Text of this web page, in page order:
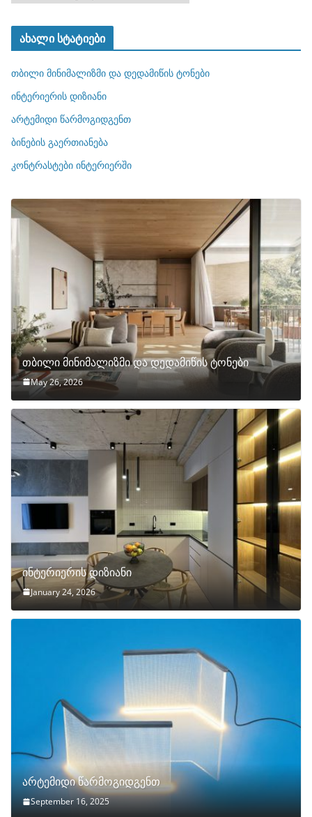
ტ
ო
რ
ბ
ი
ახალი სტატიები
თბილი მინიმალიზმი და დედამიწის ტონები
ინტერიერის დიზიანი
არტემიდი წარმოგიდგენთ
ბინების გაერთიანება
კონტრასტები ინტერიერში
თბილი მინიმალიზმი და დედამიწის ტონები
May 26, 2026
ინტერიერის დიზიანი
January 24, 2026
არტემიდი წარმოგიდგენთ
September 16, 2025